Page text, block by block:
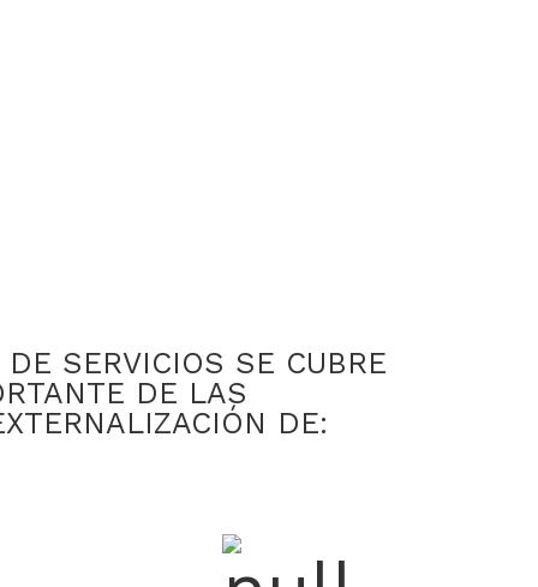
SERVICIOS SE CUBRE
DE LAS
DE: